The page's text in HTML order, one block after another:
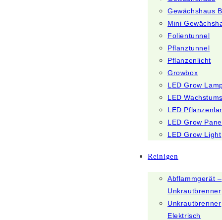
Gewächshaus
Mini
Folientunnel
Pflanztunnel
Pflanzenlicht
Growbox
LED Grow
LED
LED
LED Grow
LED Grow Light
Reinigen
Abflammgerät –
Unkrautbrenner
Unkrautbrenner
Elektrisch